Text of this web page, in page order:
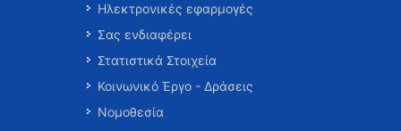
Ηλεκτρονικές εφαρμογές
Σας ενδιαφέρει
Στατιστικά Στοιχεία
Κοινωνικό Έργο - Δράσεις
Νομοθεσία